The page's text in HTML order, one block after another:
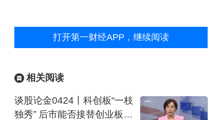
打开第一财经APP，继续阅读
相关阅读
谈股论金0424丨科创板“一枝
独秀” 后市能否接替创业板成